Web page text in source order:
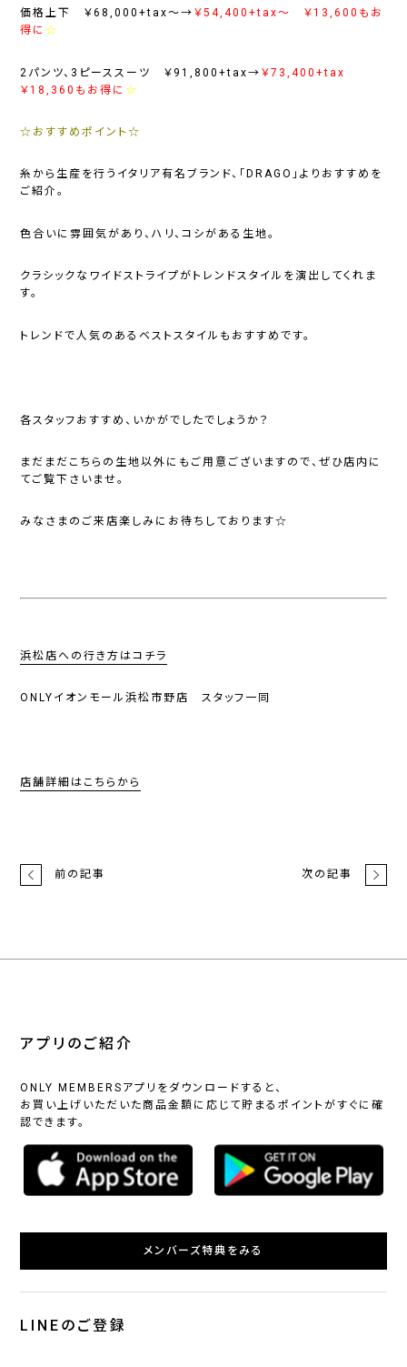
価格上下 ￥68,000+tax～→ ￥54,400+tax～ ￥13,600もお
得に☆
2パンツ、3ピーススーツ ￥91,800+tax→ ￥73,400+tax
￥18,360もお得に☆
☆おすすめポイント☆
糸から生産を行うイタリア有名ブランド、「DRAGO」よりおすすめを
ご紹介。
色合いに雰囲気があり、ハリ、コシがある生地。
クラシックなワイドストライプがトレンドスタイルを演出してくれま
す。
トレンドで人気のあるベストスタイルもおすすめです。
各スタッフおすすめ、いかがでしたでしょうか？
まだまだこちらの生地以外にもご用意ございますので、ぜひ店内に
てご覧下さいませ。
みなさまのご来店楽しみにお待ちしております☆
浜松店への行き方はコチラ
ONLYイオンモール浜松市野店 スタッフ一同
店舗詳細はこちらから
前の記事 次の記事
アプリのご紹介
ONLY MEMBERSアプリをダウンロードすると、
お買い上げいただいた商品金額に応じて貯まるポイントがすぐに確
認できます。
メンバーズ特典をみる
LINEのご登録